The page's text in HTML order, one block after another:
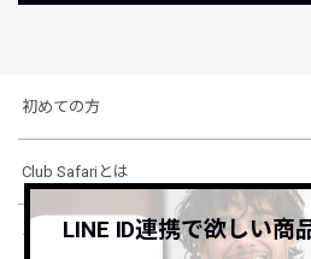
初めての方
Club Safariとは
ショッピングガイド
LINE ID連携で欲しい商